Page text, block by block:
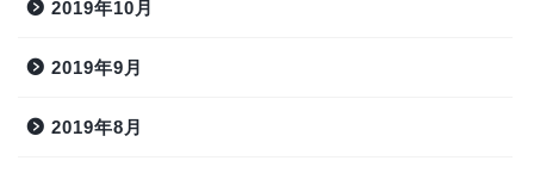
2019年10月
2019年9月
2019年8月